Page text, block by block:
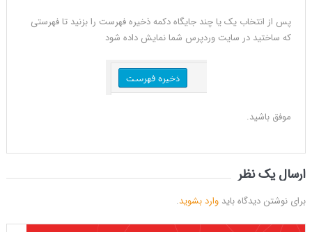
پس از انتخاب یک یا چند جایگاه دکمه ذخیره فهرست را بزنید تا فهرستی
که ساختید در سایت وردپرس شما نمایش داده شود
موفق باشید.
ارسال یک نظر
برای نوشتن دیدگاه باید وارد بشوید.